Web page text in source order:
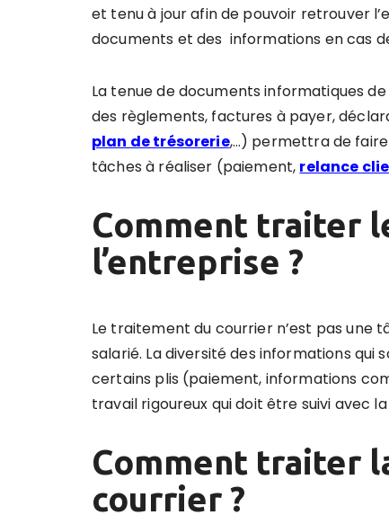
et tenu à jour afin de pouvoir retrouver
documents et des informations en cas
La tenue de documents informatiques
des règlements, factures à payer,
plan de trésorerie,…) permettra de faire
tâches à réaliser (paiement, relance
Comment traiter
l’entreprise ?
Le traitement du courrier n’est pas une
salarié. La diversité des informations
certains plis (paiement, informations
travail rigoureux qui doit être suivi avec
Comment traiter
courrier ?